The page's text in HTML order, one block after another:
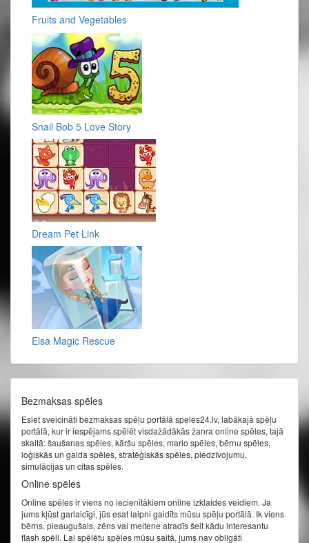
Fruits and Vegetables
Snail Bob 5 Love Story
Dream Pet Link
Elsa Magic Rescue
Bezmaksas spēles
Esiet sveicināti bezmaksas spēļu portālā speles24.lv, labākajā spēļu
portālā, kur ir iespējams spēlēt visdažādākās žanra online spēles, tajā
skaitā: šaušanas spēles, kāršu spēles, mario spēles, bērnu spēles,
loģiskās un galda spēles, stratēģiskās spēles, piedzīvojumu,
simulācijas un citas spēles.
Online spēles
Online spēles ir viens no iecienītākiem online izklaides veidiem. Ja
jums kļūst garlaicīgi, jūs esat laipni gaidīts mūsu spēļu portālā. Ik viens
bērns, pieaugušais, zēns vai meitene atradīs šeit kādu interesantu
flash spēli. Lai spēlētu spēles mūsu saitā, jums nav obligāti